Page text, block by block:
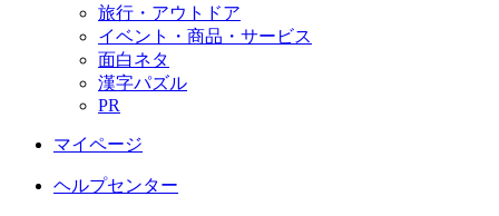
旅行・アウトドア
イベント・商品・サービス
面白ネタ
漢字パズル
PR
マイページ
ヘルプセンター